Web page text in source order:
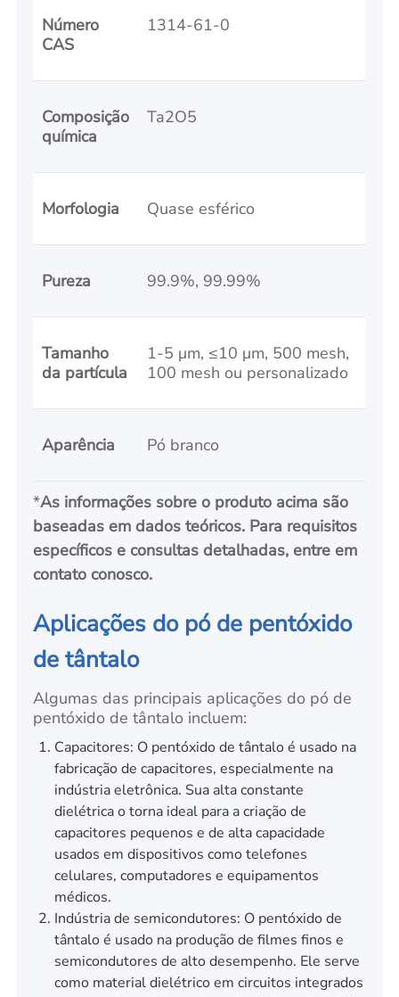
Número
CAS
1314-61-0
Composição
química
Ta2O5
Morfologia Quase esférico
Pureza 99.9%, 99.99%
Tamanho
da partícula
1-5 μm, ≤10 μm, 500 mesh,
100 mesh ou personalizado
Aparência Pó branco
*As informações sobre o produto acima são
baseadas em dados teóricos. Para requisitos
específicos e consultas detalhadas, entre em
contato conosco.
Aplicações do pó de pentóxido
de tântalo
Algumas das principais aplicações do pó de
pentóxido de tântalo incluem:
Capacitores: O pentóxido de tântalo é usado na
fabricação de capacitores, especialmente na
indústria eletrônica. Sua alta constante
dielétrica o torna ideal para a criação de
capacitores pequenos e de alta capacidade
usados em dispositivos como telefones
celulares, computadores e equipamentos
médicos.
Indústria de semicondutores: O pentóxido de
tântalo é usado na produção de filmes finos e
semicondutores de alto desempenho. Ele serve
como material dielétrico em circuitos integrados